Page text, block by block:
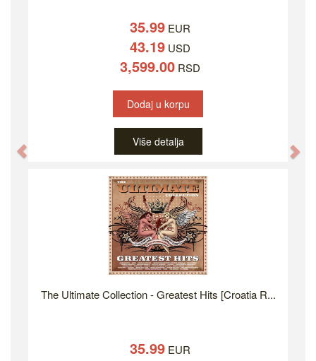
35.99EUR
43.19USD
3,599.00RSD
Dodaj u korpu
Više detalja
The Ultimate Collection - Greatest Hits [Croatia R...
35.99EUR